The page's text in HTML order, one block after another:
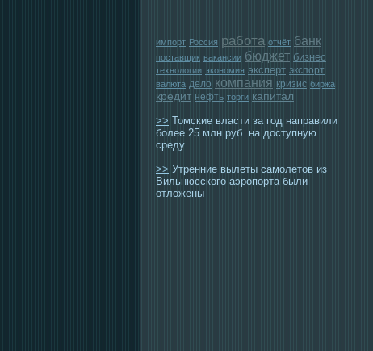
импорт Россия работа отчёт банк
поставщик вакансии бюджет бизнес
технологии экономия эксперт экспорт
валюта дело компания кризис биржа
кредит нефть торги капитал
>> Томские власти за год направили
более 25 млн руб. на доступную
среду
>> Утренние вылеты самолетов из
Вильнюсского аэропорта были
отложены